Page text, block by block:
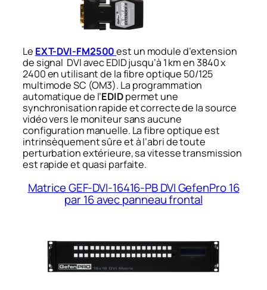
Le EXT-DVI-FM2500est un module d’extension
de signal DVI avec EDID jusqu’à 1 km en 3840 x
2400 en utilisant de la fibre optique 50/125
multimode SC (OM3). La programmation
automatique de l’EDIDpermet une
synchronisation rapide et correcte de la source
vidéo vers le moniteur sans aucune
configuration manuelle. La fibre optique est
intrinsèquement sûre et à l’abri de toute
perturbation extérieure, sa vitesse transmission
est rapide et quasi parfaite.
Matrice GEF-DVI-16416-PB DVI GefenPro 16
par 16 avec panneau frontal